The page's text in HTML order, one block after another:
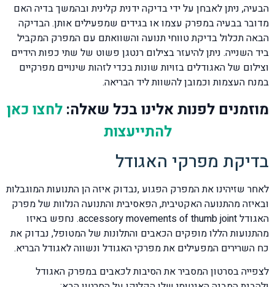
הבעיה, ניתן לאבחן על ידי בדיקה ידנית קלינית ובהמשך בדיה האם
מדובר בבעיה במפרק עצמו או בגידים שמפעילים אותן. הבדיקה
הבאה תכלול בדיקת טווחי תנועה והשוואתם עם המפרק המקביל
ביד השנייה. ניתן להיעזר בצילום רנטגן פשוט של שתי כפות הידיים
וצילום של האגודלים בזויות שונות בכדי לזהות שינויים מפרקיים
במנח העצמות וכמובן להשוות ליד הבריאה.
מוזמנים לפנות אלינו בכל שאלה:לחצו כאן
להתייעצות
בדיקת מפרקי האגודל
לאחר שזיהינו את המפרק הפגוע ,נבדוק איזה הן התנועות המוגבלות
ובאיזה מהתנועה האקטיבית, הפאסיבית והתנועה הנלוות של מפרק
האגודל accessory movements of thumb joint. נחפש באיזו
מהתנועות הללו מופקים הכאבים והתלונות של המטופל, נבדוק את
כח השרירים המפעילים את מפרקי האגודל ונשווה לאגודל הבריא.
לצפייה בסרטון המסביר את הסיבות לכאבים במפרק האגודל